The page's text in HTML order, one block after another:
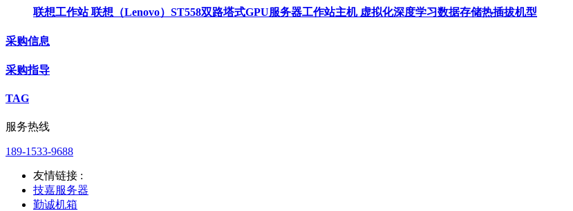
联想工作站 联想（Lenovo）ST558双路塔式GPU服务器工作站主机 虚拟化深度学习数据存储热插拔机型
采购信息
采购指导
TAG
服务热线
189-1533-9688
友情链接 :
技嘉服务器
勤诚机箱